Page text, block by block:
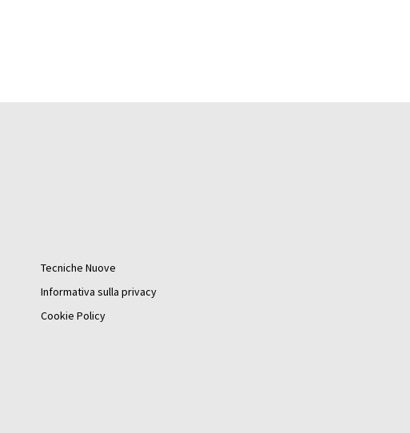
Tecniche Nuove
Informativa sulla privacy
Cookie Policy